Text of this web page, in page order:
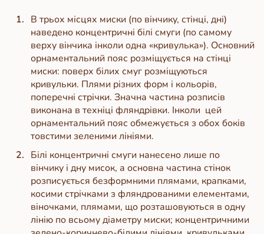
В трьох місцях миски (по вінчику, стінці, дні)
наведено концентричні білі смуги (по самому
верху вінчика інколи одна «кривулька»). Основний
орнаментальний пояс розміщується на стінці
миски: поверх білих смуг розміщуються
кривульки. Плями різних форм і кольорів,
поперечні стрічки. Значна частина розписів
виконана в техніці фляндрівки. Інколи цей
орнаментальний пояс обмежується з обох боків
товстими зеленими лініями.
Білі концентричні смуги нанесено лише по
вінчику і дну мисок, а основна частина стінок
розписується безформними плямами, крапками,
косими стрічками з фляндрованими елементами,
віночками, плямами, що розташовуються в одну
лінію по всьому діаметру миски; концентричними